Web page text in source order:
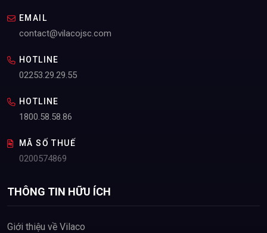
EMAIL
contact@vilacojsc.com
HOTLINE
02253.29.29.55
HOTLINE
1800.58.58.86
MÃ SỐ THUẾ
0200574869
THÔNG TIN HỮU ÍCH
Giới thiệu về Vilaco